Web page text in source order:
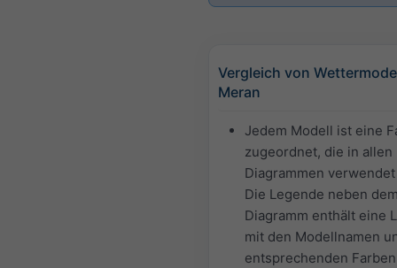
Vergleich von
Meran
Jedem Modell ist eine
zugeordnet, die in allen
Diagrammen
Die Legende neben
Diagramm enthält eine
mit den Modellnamen
entsprechenden